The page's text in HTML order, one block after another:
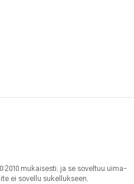
mukaisesti, ja se soveltuu uima-
ei sovellu sukellukseen,